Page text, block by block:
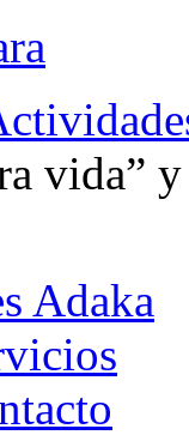
vida”
Adaka